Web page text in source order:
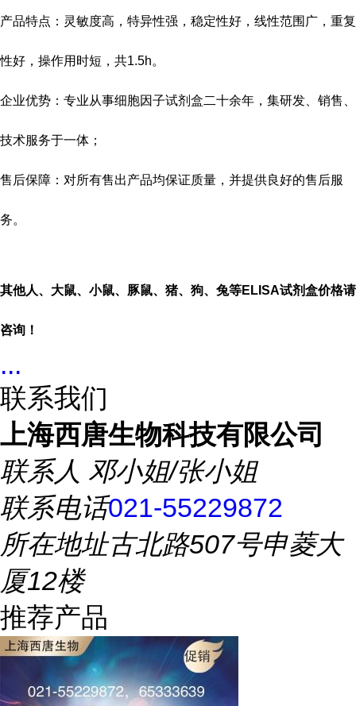
产品特点：灵敏度高，特异性强，稳定性好，线性范围广，重复
性好，操作用时短，共1.5h。
企业优势：专业从事细胞因子试剂盒二十余年，集研发、销售、
技术服务于一体；
售后保障：对所有售出产品均保证质量，并提供良好的售后服
务。
其他人、大鼠、小鼠、豚鼠、猪、狗、兔等ELISA试剂盒价格请
咨询！
...
联系我们
上海西唐生物科技有限公司
联系人 邓小姐/张小姐
联系电话021-55229872
所在地址古北路507号申菱大
厦12楼
推荐产品